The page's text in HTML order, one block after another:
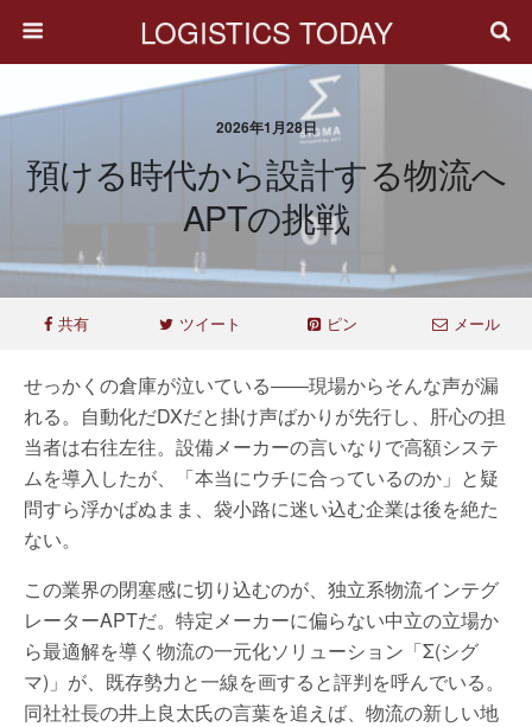
LOGISTICS TODAY
2026年1月28日
預ける時代から設計する物流へ
APTの挑戦
共有 ツイート ピン メール
せっかくの倉庫が泣いている――現場からそんな声が漏
れる。自動化だDXだと掛け声ばかりが先行し、肝心の担
当者は右往左往。設備メーカーの言いなりで高額システ
ムを導入したが、「本当にウチに合っているのか」と疑
問すら浮かばぬまま、袋小路に迷い込む企業は後を絶た
ない。
この業界の閉塞感に切り込むのが、独立系物流インテグ
レーターAPTだ。特定メーカーに偏らない中立の立場か
ら最適解を導く物流の一元化ソリューション「Σ(シグ
マ) 」が、既存勢力と一線を画すると評判を呼んでいる。
同社社長の井上良太氏の言葉を追えば、物流の新しい地